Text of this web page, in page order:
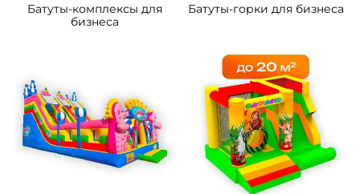
Батуты-комплексы для
бизнеса
Батуты-горки для бизнеса